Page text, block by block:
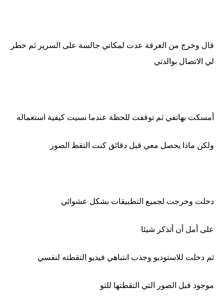
قال وخرج من الغرفة عدت لمكاني جالسة على السرير ثم خطر
لي الاتصال بوالدتي
أمسكت بهاتفي ثم توقفت للحظة عندما نسيت كيفية استعماله
ولكن ماذا يحصل معي قبل دقائق كنت التقط الصور
دخلت وخرجت لجميع التطبيقات بشكل عشوائي
على أمل أن أتذكر شيئا
ثم دخلت للاستوديو وجذب انتباهي فيديو التقطته لنفسي
موجود قبل الصور التي التقطتها للتو